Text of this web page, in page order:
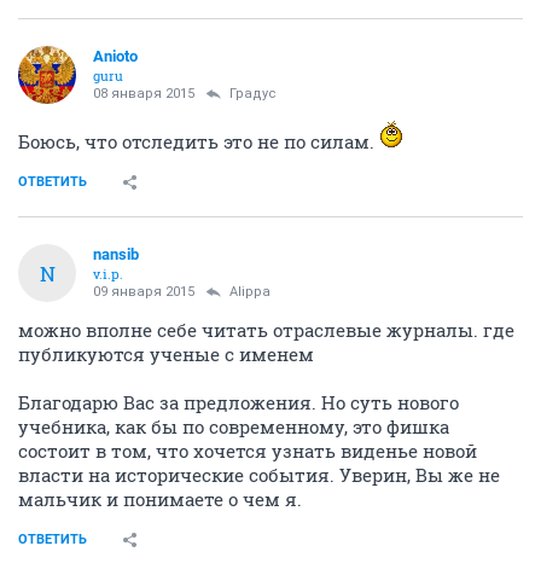
Anioto
guru
08 января 2015 Градус
Боюсь, что отследить это не по силам.
ОТВЕТИТЬ
N
nansib
v.i.p.
09 января 2015 Alippa
можно вполне себе читать отраслевые журналы. где
публикуются ученые с именем
Благодарю Вас за предложения. Но суть нового
учебника, как бы по современному, это фишка
состоит в том, что хочется узнать виденье новой
власти на исторические события. Уверин, Вы же не
мальчик и понимаете о чем я.
ОТВЕТИТЬ